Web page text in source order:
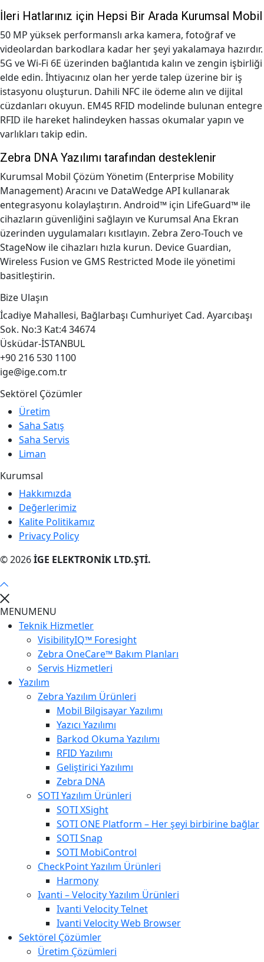
İleri Hatlarınız için Hepsi Bir Arada Kurumsal Mobil
50 MP yüksek performanslı arka kamera, fotoğraf ve
videolardan barkodlara kadar her şeyi yakalamaya hazırdır.
5G ve Wi-Fi 6E üzerinden bağlantıda kalın ve zengin işbirliği
elde edin. İhtiyacınız olan her yerde talep üzerine bir iş
istasyonu oluşturun. Dahili NFC ile ödeme alın ve dijital
cüzdanları okuyun. EM45 RFID modelinde bulunan entegre
RFID ile hareket halindeyken hassas okumalar yapın ve
varlıkları takip edin.
Zebra DNA Yazılımı tarafından desteklenir
Kurumsal Mobil Çözüm Yönetim (Enterprise Mobility
Management) Aracını ve DataWedge API kullanarak
entegrasyonu kolaylaştırın. Android™ için LifeGuard™ ile
cihazların güvenliğini sağlayın ve Kurumsal Ana Ekran
üzerinden uygulamaları kısıtlayın. Zebra Zero-Touch ve
StageNow ile cihazları hızla kurun. Device Guardian,
Wireless Fusion ve GMS Restricted Mode ile yönetimi
basitleştirin.
Bize Ulaşın
İcadiye Mahallesi, Bağlarbaşı Cumhuriyet Cad. Ayarcıbaşı
Sok. No:3 Kat:4 34674
Üsküdar-İSTANBUL
+90 216 530 1100
ige@ige.com.tr
Sektörel Çözümler
Üretim
Saha Satış
Saha Servis
Liman
Kurumsal
Hakkımızda
Değerlerimiz
Kalite Politikamız
Privacy Policy
© 2026İGE ELEKTRONİK LTD.ŞTİ.
MENUMENU
Teknik Hizmetler
VisibilityIQ™ Foresight
Zebra OneCare™ Bakım Planları
Servis Hizmetleri
Yazılım
Zebra Yazılım Ürünleri
Mobil Bilgisayar Yazılımı
Yazıcı Yazılımı
Barkod Okuma Yazılımı
RFID Yazılımı
Geliştirici Yazılımı
Zebra DNA
SOTI Yazılım Ürünleri
SOTI XSight
SOTI ONE Platform – Her şeyi birbirine bağlar
SOTI Snap
SOTI MobiControl
CheckPoint Yazılım Ürünleri
Harmony
Ivanti – Velocity Yazılım Ürünleri
Ivanti Velocity Telnet
Ivanti Velocity Web Browser
Sektörel Çözümler
Üretim Çözümleri